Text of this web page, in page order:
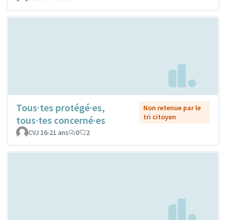
Tous·tes protégé·es,
tous·tes concerné·es
Non retenue par le
tri citoyen
CVJ 16-21 ans
0 2